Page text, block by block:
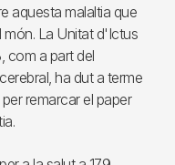
aquesta malaltia que
La Unitat d'Ictus
com a part del
ha dut a terme
remarcar el paper